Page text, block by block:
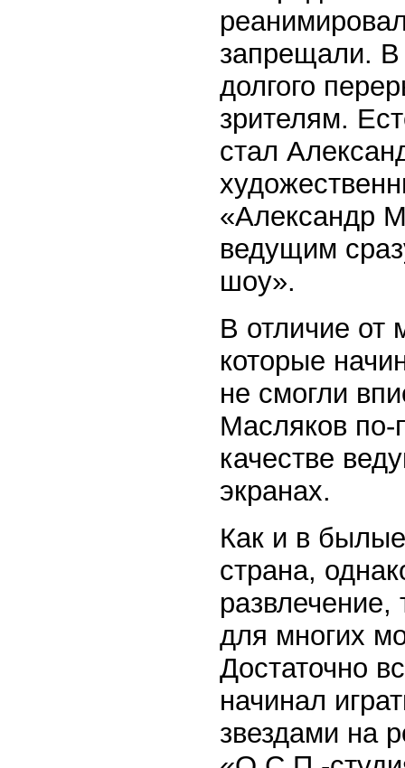
запрещали.
долгого
зрителям.
стал
«Александр
ведущим
шоу».
В отличие от
которые
не смогли
Масляков по-
качестве
экранах.
Как и в
страна,
для многих
Достаточно
начинал
звездами на